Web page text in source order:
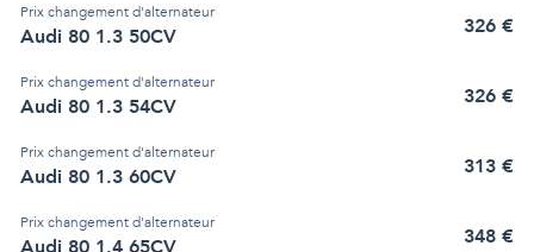
Prixchangement d'alternateur
Audi 80 1.3 50CV 326 €
Prixchangement d'alternateur
Audi 80 1.3 54CV 326 €
Prixchangement d'alternateur
Audi 80 1.3 60CV 313 €
Prixchangement d'alternateur
348 €